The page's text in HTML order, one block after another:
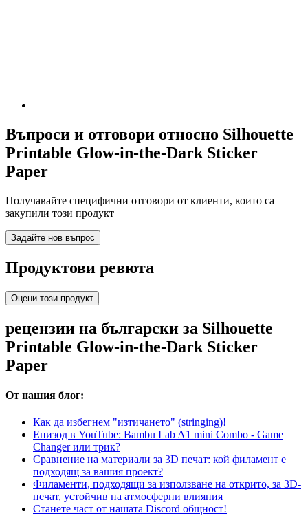
Въпроси и отговори относно Silhouette
Printable Glow-in-the-Dark Sticker
Paper
Получавайте специфични отговори от клиенти, които са
закупили този продукт
Задайте нов въпрос
Продуктови ревюта
Оцени този продукт
рецензии на български за Silhouette
Printable Glow-in-the-Dark Sticker
Paper
От нашия блог:
Как да избегнем "изтичането" (stringing)!
Епизод в YouTube: Bambu Lab A1 mini Combo - Game
Changer или трик?
Сравнение на материали за 3D печат: кой филамент е
подходящ за вашия проект?
Филаменти, подходящи за използване на открито, за 3D-
печат, устойчив на атмосферни влияния
Станете част от нашата Discord общност!